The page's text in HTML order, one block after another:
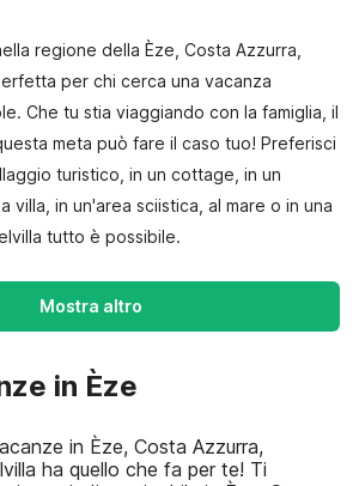
regione della Èze, Costa Azzurra,
per chi cerca una vacanza
Che tu stia viaggiando con la famiglia, il
meta può fare il caso tuo! Preferisci
turistico, in un cottage, in un
villa, in un'area sciistica, al mare o in una
tutto è possibile.
Mostra altro
in Èze
in Èze, Costa Azzurra,
ha quello che fa per te! Ti